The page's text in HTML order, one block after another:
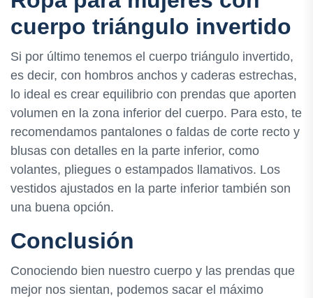
cuerpo triángulo invertido
Si por último tenemos el cuerpo triángulo invertido,
es decir, con hombros anchos y caderas estrechas,
lo ideal es crear equilibrio con prendas que aporten
volumen en la zona inferior del cuerpo. Para esto, te
recomendamos pantalones o faldas de corte recto y
blusas con detalles en la parte inferior, como
volantes, pliegues o estampados llamativos. Los
vestidos ajustados en la parte inferior también son
una buena opción.
Conclusión
Conociendo bien nuestro cuerpo y las prendas que
mejor nos sientan, podemos sacar el máximo